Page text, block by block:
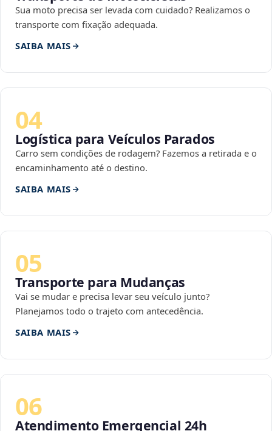
Sua moto precisa ser levada com cuidado? Realizamos o
transporte com fixação adequada.
SAIBA MAIS
04
Logística para Veículos Parados
Carro sem condições de rodagem? Fazemos a retirada e o
encaminhamento até o destino.
SAIBA MAIS
05
Transporte para Mudanças
Vai se mudar e precisa levar seu veículo junto?
Planejamos todo o trajeto com antecedência.
SAIBA MAIS
06
Atendimento Emergencial 24h